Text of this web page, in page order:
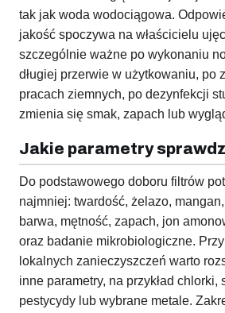
tak jak woda wodociągowa.
jakość spoczywa na właścicielu
szczególnie ważne po wykonaniu
długiej przerwie w użytkowaniu, po
pracach ziemnych, po dezynfekcji
zmienia się smak, zapach lub
Jakie parametry
Do podstawowego doboru filtrów
najmniej: twardość, żelazo,
barwa, mętność, zapach, jon
oraz badanie mikrobiologiczne.
lokalnych zanieczyszczeń warto
inne parametry, na przykład chlorki,
pestycydy lub wybrane metale.